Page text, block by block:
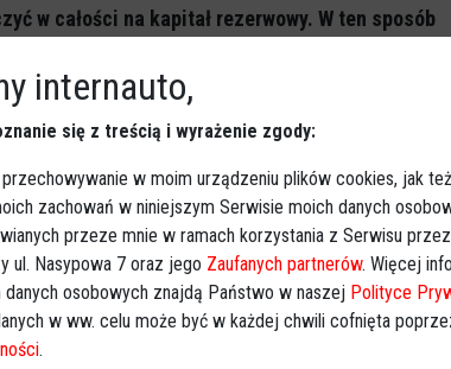
w całości na kapitał rezerwowy. W ten sposób
dla dalszego dynamicznego rozwoju Grupy
To umożliwi
do 2 mld zł osiągniętych w 2020 roku.
spółki oznacza zmniejszenie zapotrzebowania
wpłynie na poziom wskaźnika zadłużenia
na tle wymagającej sytuacji całej branży
Energa inwestycji. Decyzja o niewypłaceniu
energetycznym, podobną decyzję podjęły
internauto,
się z treścią i wyrażenie zgody:
w moim urządzeniu plików cookies, jak
zachowań w niniejszym Serwisie moich danych
przeze mnie w ramach korzystania z Serwisu
ul. Nasypowa 7 oraz jego Zaufanych partnerów. Więcej
osobowych znajdą Państwo w naszej Polityce
w ww. celu może być w każdej chwili cofnięta
.